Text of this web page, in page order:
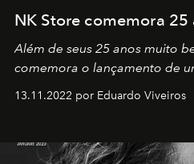
NK Store comemora
Além de seus 25 anos muito
comemora o lançamento de
13.11.2022 por Eduardo Viveiros